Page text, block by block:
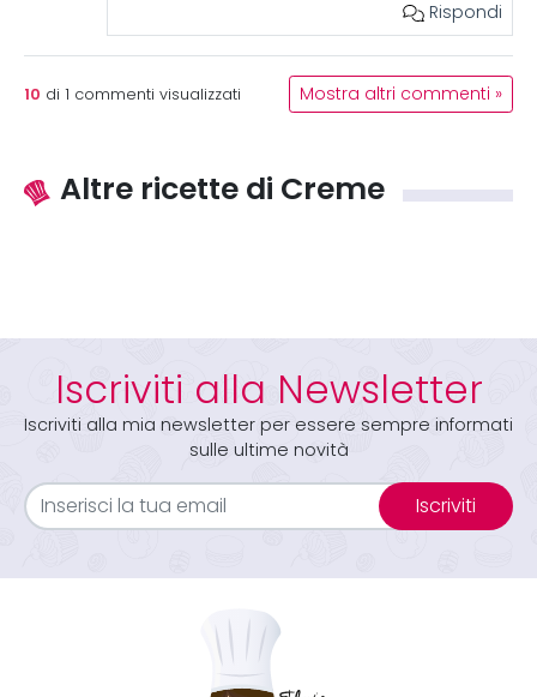
Rispondi
10 di 1 commenti visualizzati Mostra altri commenti »
Altre ricette di Creme
Iscriviti alla Newsletter
Iscriviti alla mia newsletter per essere sempre informati
sulle ultime novità
Iscriviti